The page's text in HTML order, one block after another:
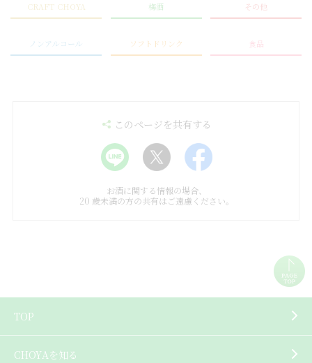
CRAFT CHOYA 梅酒 その他
ノンアルコール ソフトドリンク 食品
このページを共有する
お酒に関する情報の場合、
20 歳未満の方の共有はご遠慮ください。
TOP
CHOYAを知る